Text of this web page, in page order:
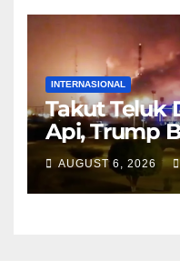
INTERNASIONAL
Takut Teluk
Api, Trump
Serangan
AUGUST 6, 2026